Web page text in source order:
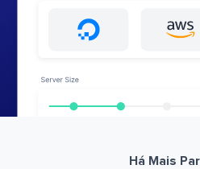
Há Mais